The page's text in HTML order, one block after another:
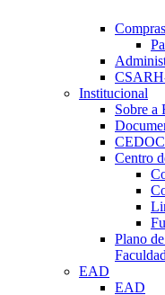
Institucional
Sobre a
CEDOC
Centro
Plano
EAD
EAD